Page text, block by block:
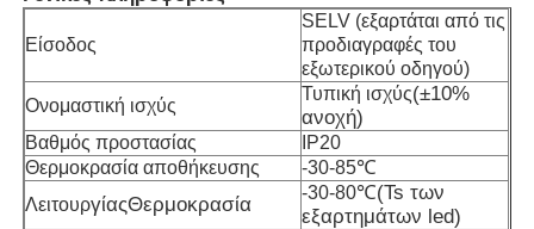
Μίνι Wall Washer
Φωτιστικό Μπάρα για Σάουνα
Μεγάλη αποδοτικότητα LED ταινία
Είσοδος
SELV (εξαρτάται από τις
προδιαγραφές του
εξωτερικού οδηγού)
Ονομαστική ισχύς
Τυπική ισχύς(±10%
ανοχή)
Βαθμός προστασίας
IP20
Θερμοκρασία αποθήκευσης
-30-85℃
ΛειτουργίαςΘερμοκρασία
-30-80℃(Ts των
εξαρτημάτων led)